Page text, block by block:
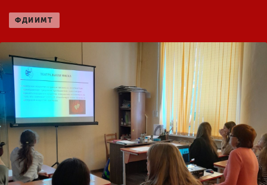
Студенческая жизнь
Сведения об
образовательной
организации
ENG SPN CHI
ФДИИМТ